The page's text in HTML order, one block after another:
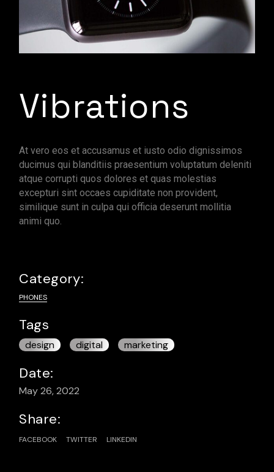
Vibrations
At vero eos et accusamus et iusto odio dignissimos
ducimus qui blanditiis praesentium voluptatum deleniti
atque corrupti quos dolores et quas molestias
excepturi sint occaes cupiditate non provident,
similique sunt in culpa qui officia deserunt mollitia
animi quo.
Category:
PHONES
Tags
design digital marketing
Date:
May 26, 2022
Share:
FACEBOOK TWITTER LINKEDIN